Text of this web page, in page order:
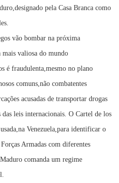
pela Casa Branca como
vão bombar na próxima
mais valiosa do mundo
é fraudulenta,mesmo no plano
comuns,não combatentes
acusadas de transportar drogas
das leis internacionais. O Cartel de los
Venezuela,para identificar o
Armadas com diferentes
comanda um regime